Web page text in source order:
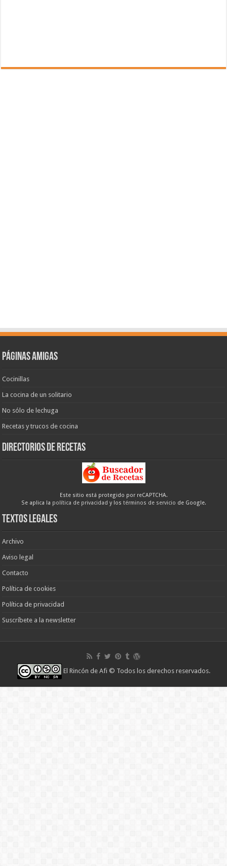
Páginas amigas
Cocinillas
La cocina de un solitario
No sólo de lechuga
Recetas y trucos de cocina
Directorios de recetas
Este sitio está protegido por reCAPTCHA.
Se aplica la política de privacidad y los términos de servicio de Google.
Textos legales
Archivo
Aviso legal
Contacto
Política de cookies
Política de privacidad
Suscríbete a la newsletter
El Rincón de Afi © Todos los derechos reservados.